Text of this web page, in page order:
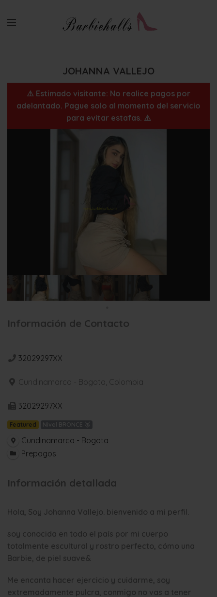
JOHANNA VALLEJO
⚠️ Estimado visitante: No realice pagos por
adelantado. Pague solo al momento del servicio
para evitar estafas. ⚠️
Información de Contacto
32029297XX
Cundinamarca - Bogota, Colombia
32029297XX
Featured Nivel BRONCE 🥉
Cundinamarca - Bogota
Prepagos
Información detallada
Hola, Soy Johanna Vallejo. bienvenido a mi perfil.
soy conocida en todo el país por mi cuerpo
totalmente escultural y rostro perfecto, cómo una
Barbie, de piel suave&
Me encanta hacer ejercicio y cuidarme, soy
extremadamente pulcra, conmigo no vas a tener